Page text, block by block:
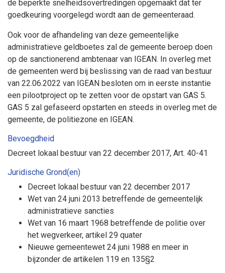
de beperkte snelheidsovertredingen opgemaakt dat ter
goedkeuring voorgelegd wordt aan de gemeenteraad.
Ook voor de afhandeling van deze gemeentelijke
administratieve geldboetes zal de gemeente beroep doen
op de sanctionerend ambtenaar van IGEAN. In overleg met
de gemeenten werd bij beslissing van de raad van bestuur
van 22.06.2022 van IGEAN besloten om in eerste instantie
een pilootproject op te zetten voor de opstart van GAS 5.
GAS 5 zal gefaseerd opstarten en steeds in overleg met de
gemeente, de politiezone en IGEAN.
Bevoegdheid
Decreet lokaal bestuur van 22 december 2017, Art. 40-41
Juridische Grond(en)
Decreet lokaal bestuur van 22 december 2017
Wet van 24 juni 2013 betreffende de gemeentelijk
administratieve sancties
Wet van 16 maart 1968 betreffende de politie over
het wegverkeer, artikel 29 quater
Nieuwe gemeentewet 24 juni 1988 en meer in
bijzonder de artikelen 119 en 135§2